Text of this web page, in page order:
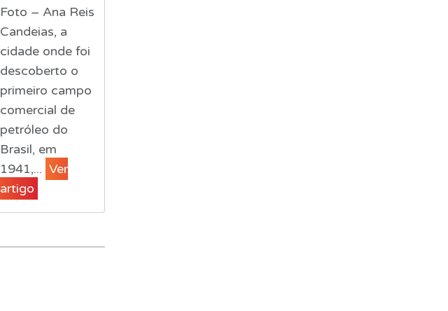
Foto – Ana Reis
Candeias, a
cidade onde foi
descoberto o
primeiro campo
comercial de
petróleo do
Brasil, em
1941,... Ver
artigo